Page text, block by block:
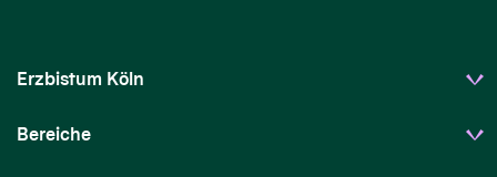
Erzbistum Köln
Bereiche